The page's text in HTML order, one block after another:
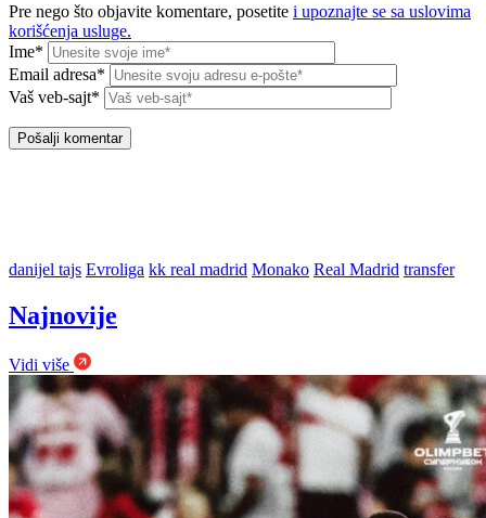
Pre nego što objavite komentare, posetite i upoznajte se sa uslovima
korišćenja usluge.
Ime*
Email adresa*
Vaš veb-sajt*
danijel tajs Evroliga kk real madrid Monako Real Madrid transfer
Najnovije
Vidi više